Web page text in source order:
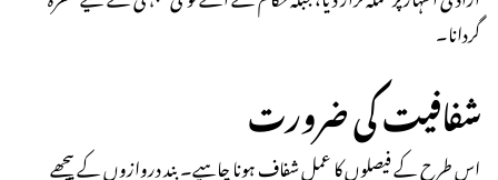
گردانا۔
شفافیت کی ضرورت
اس طرح کے فیصلوں کا عمل شفاف ہونا چاہیے۔ بند دروازوں کے پیچھے